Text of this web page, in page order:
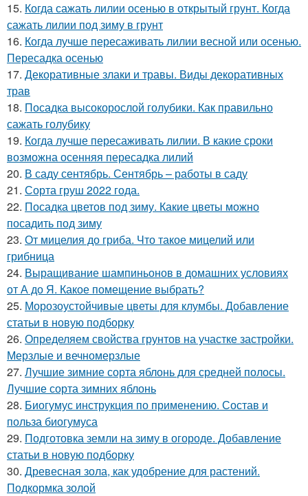
15. Когда сажать лилии осенью в открытый грунт. Когда
сажать лилии под зиму в грунт
16. Когда лучше пересаживать лилии весной или осенью.
Пересадка осенью
17. Декоративные злаки и травы. Виды декоративных
трав
18. Посадка высокорослой голубики. Как правильно
сажать голубику
19. Когда лучше пересаживать лилии. В какие сроки
возможна осенняя пересадка лилий
20. В саду сентябрь. Сентябрь – работы в саду
21. Сорта груш 2022 года.
22. Посадка цветов под зиму. Какие цветы можно
посадить под зиму
23. От мицелия до гриба. Что такое мицелий или
грибница
24. Выращивание шампиньонов в домашних условиях
от А до Я. Какое помещение выбрать?
25. Морозоустойчивые цветы для клумбы. Добавление
статьи в новую подборку
26. Определяем свойства грунтов на участке застройки.
Мерзлые и вечномерзлые
27. Лучшие зимние сорта яблонь для средней полосы.
Лучшие сорта зимних яблонь
28. Биогумус инструкция по применению. Состав и
польза биогумуса
29. Подготовка земли на зиму в огороде. Добавление
статьи в новую подборку
30. Древесная зола, как удобрение для растений.
Подкормка золой